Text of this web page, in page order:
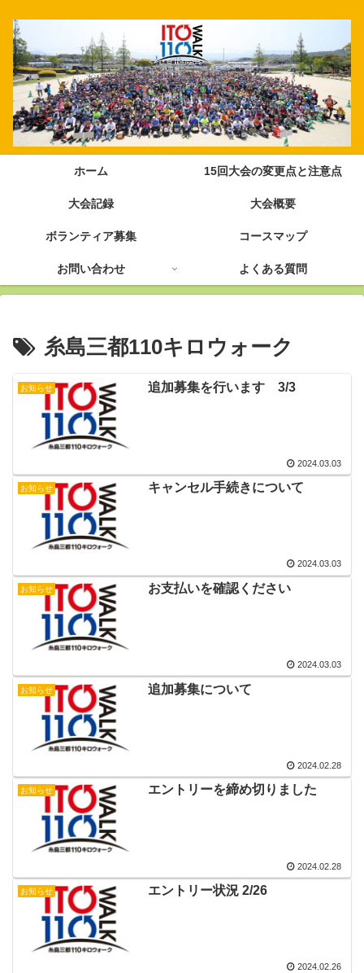
ホーム 15回大会の変更点と注意点
大会記録 大会概要
ボランティア募集 コースマップ
お問い合わせ よくある質問
糸島三都110キロウォーク
お知らせ 追加募集を行います 3/3
2024.03.03
お知らせ キャンセル手続きについて
2024.03.03
お知らせ お支払いを確認ください
2024.03.03
お知らせ 追加募集について
2024.02.28
お知らせ エントリーを締め切りました
2024.02.28
お知らせ エントリー状況 2/26
2024.02.26